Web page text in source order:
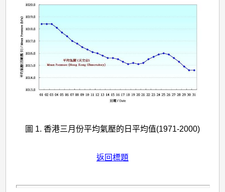
圖 1. 香港三月份平均氣壓的日平均值(1971-2000)
返回標題